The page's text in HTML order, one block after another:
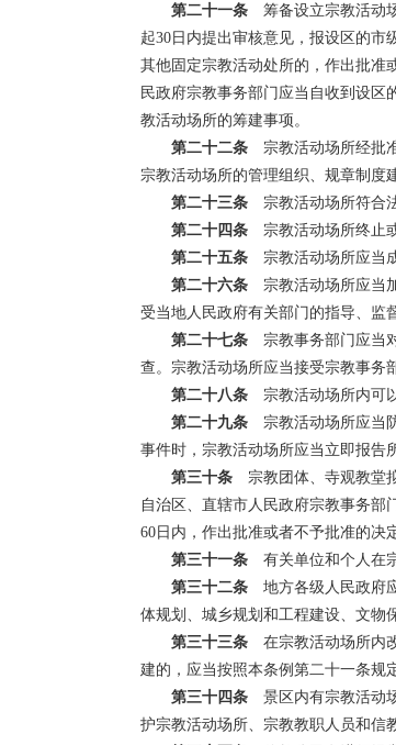
第二十一条筹备设立宗教活动场
起30日内提出审核意见，报设区的
其他固定宗教活动处所的，作出批准
民政府宗教事务部门应当自收到设区
教活动场所的筹建事项。
第二十二条宗教活动场所经批准
宗教活动场所的管理组织、规章制度
第二十三条宗教活动场所符合法
第二十四条宗教活动场所终止或
第二十五条宗教活动场所应当成
第二十六条宗教活动场所应当加
受当地人民政府有关部门的指导、监
第二十七条 宗教事务部门应当
查。宗教活动场所应当接受宗教事务
第二十八条宗教活动场所内可以
第二十九条宗教活动场所应当防
事件时，宗教活动场所应当立即报告
第三十条宗教团体、寺观教堂拟
自治区、直辖市人民政府宗教事务部
60日内，作出批准或者不予批准的决
第三十一条有关单位和个人在宗
第三十二条地方各级人民政府应
体规划、城乡规划和工程建设、文物
第三十三条在宗教活动场所内改
建的，应当按照本条例第二十一条规
第三十四条景区内有宗教活动场
护宗教活动场所、宗教教职人员和信